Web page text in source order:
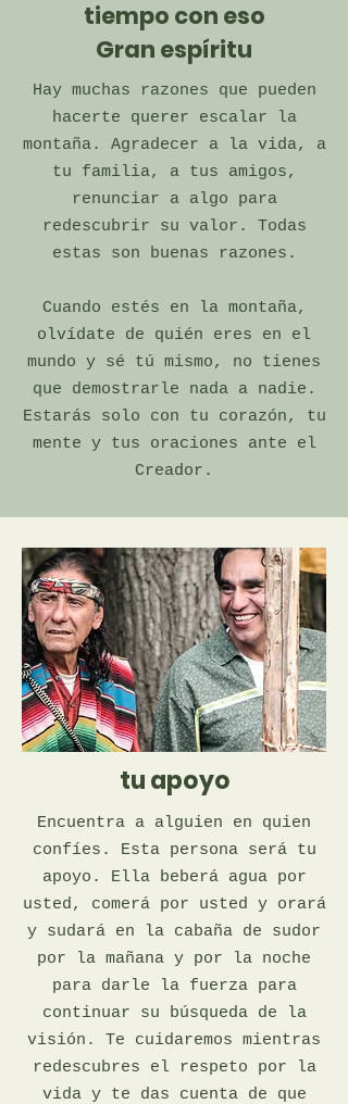
tiempo con eso
Gran espíritu
Hay muchas razones que pueden
hacerte querer escalar la
montaña. Agradecer a la vida, a
tu familia, a tus amigos,
renunciar a algo para
redescubrir su valor. Todas
estas son buenas razones.
Cuando estés en la montaña,
olvídate de quién eres en el
mundo y sé tú mismo, no tienes
que demostrarle nada a nadie.
Estarás solo con tu corazón, tu
mente y tus oraciones ante el
Creador.
tu apoyo
Encuentra a alguien en quien
confíes. Esta persona será tu
apoyo. Ella beberá agua por
usted, comerá por usted y orará
y sudará en la cabaña de sudor
por la mañana y por la noche
para darle la fuerza para
continuar su búsqueda de la
visión. Te cuidaremos mientras
redescubres el respeto por la
vida y te das cuenta de que